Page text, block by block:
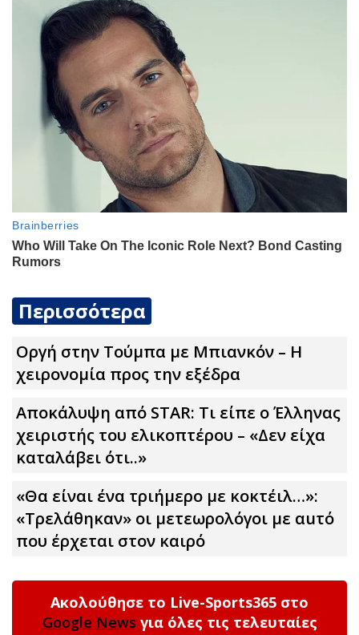
Περισσότερα
Οργή στην Τούμπα με Μπιανκόν – Η
χειρονομία προς την εξέδρα
Αποκάλυψη από STAR: Τι είπε ο Έλληνας
χειριστής του ελικοπτέρου – «Δεν είχα
καταλάβει ότι..»
«Θα είναι ένα τριήμερο με κοκτέιλ…»:
«Τρελάθηκαν» οι μετεωρολόγοι με αuτό
που έρχεται στον καιρό
Ακολούθησε το Live-Sports365 στο
Google News για όλες τις τελευταίες